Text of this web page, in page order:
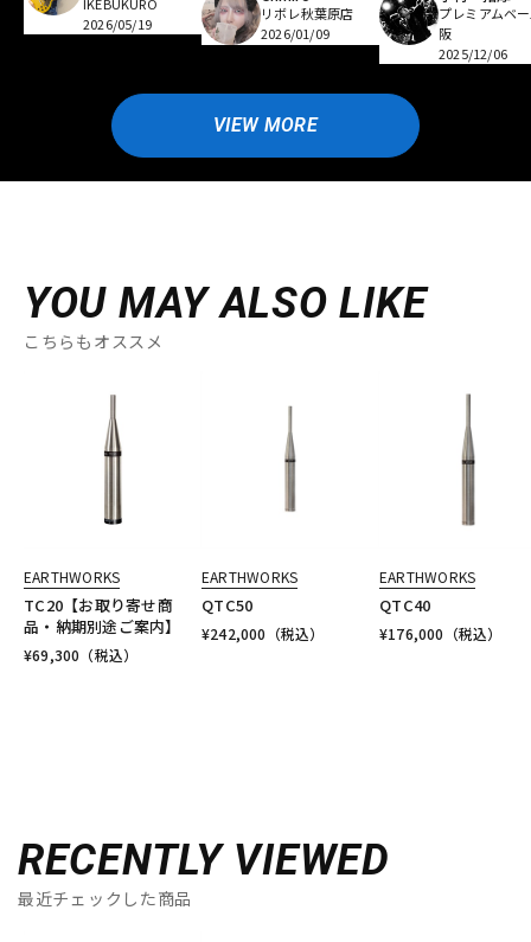
IKEBUKURO
2026/05/19
リボレ秋葉原店
2026/01/09
プレミアムベ
阪
2025/12/06
VIEW MORE
YOU MAY ALSO LIKE
こちらもオススメ
EARTHWORKS
TC20【お取り寄せ商
品・納期別途ご案内】
¥69,300 （税込）
EARTHWORKS
QTC50
¥242,000 （税込）
EARTHWORKS
QTC40
¥176,000 （税込）
RECENTLY VIEWED
最近チェックした商品